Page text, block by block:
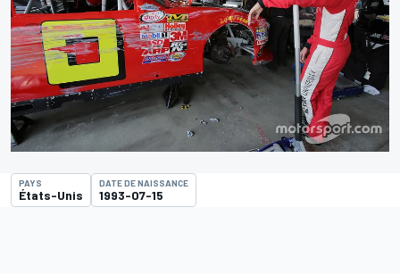
PAYS
États-Unis
DATE DE NAISSANCE
1993-07-15